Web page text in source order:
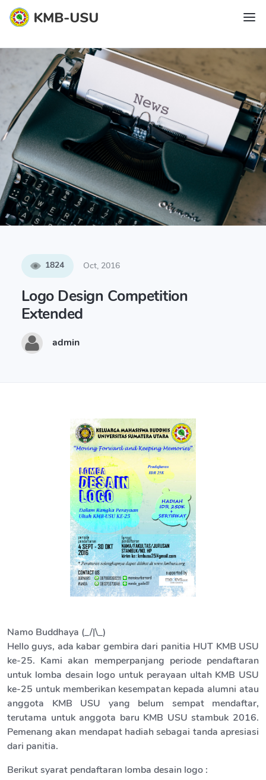
1824 Oct, 2016
Logo Design Competition
Extended
admin
Namo Buddhaya (_/|\_)
Hello guys, ada kabar gembira dari panitia HUT KMB USU
ke-25. Kami akan memperpanjang periode pendaftaran
untuk lomba desain logo untuk perayaan ultah KMB USU
ke-25 untuk memberikan kesempatan kepada alumni atau
anggota KMB USU yang belum sempat mendaftar,
terutama untuk anggota baru KMB USU stambuk 2016.
Pemenang akan mendapat hadiah sebagai tanda apresiasi
dari panitia.
Berikut syarat pendaftaran lomba desain logo :